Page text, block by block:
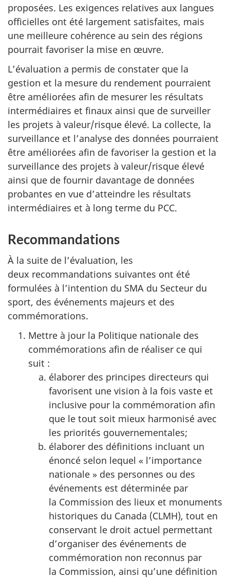
proposées. Les exigences relatives aux langues
officielles ont été largement satisfaites, mais
une meilleure cohérence au sein des régions
pourrait favoriser la mise en œuvre.
L’évaluation a permis de constater que la
gestion et la mesure du rendement pourraient
être améliorées afin de mesurer les résultats
intermédiaires et finaux ainsi que de surveiller
les projets à valeur/risque élevé. La collecte, la
surveillance et l’analyse des données pourraient
être améliorées afin de favoriser la gestion et la
surveillance des projets à valeur/risque élevé
ainsi que de fournir davantage de données
probantes en vue d’atteindre les résultats
intermédiaires et à long terme du PCC.
Recommandations
À la suite de l’évaluation, les
deux recommandations suivantes ont été
formulées à l’intention du SMA du Secteur du
sport, des événements majeurs et des
commémorations.
Mettre à jour la Politique nationale des
commémorations afin de réaliser ce qui
suit :
élaborer des principes directeurs qui
favorisent une vision à la fois vaste et
inclusive pour la commémoration afin
que le tout soit mieux harmonisé avec
les priorités gouvernementales;
élaborer des définitions incluant un
énoncé selon lequel « l’importance
nationale » des personnes ou des
événements est déterminée par
la Commission des lieux et monuments
historiques du Canada (CLMH), tout en
conservant le droit actuel permettant
d’organiser des événements de
commémoration non reconnus par
la Commission, ainsi qu’une définition